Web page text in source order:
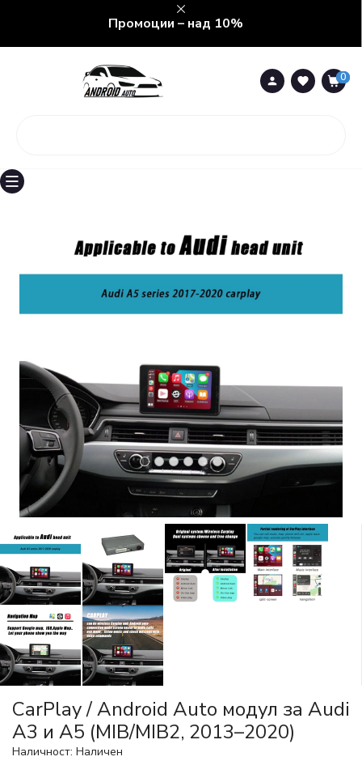
Промоции – над 10%
0
0
CarPlay / Android Auto модул за Audi
A3 и A5 (MIB/MIB2, 2013–2020)
Наличност: Наличен